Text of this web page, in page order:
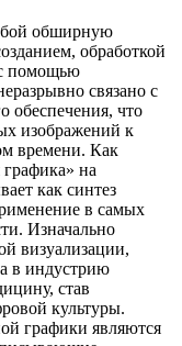
обширную
обработкой
помощью
связано с
обеспечения, что
изображений к
времени. Как
на
как синтез
в самых
Изначально
визуализации,
в индустрию
став
культуры.
графики являются